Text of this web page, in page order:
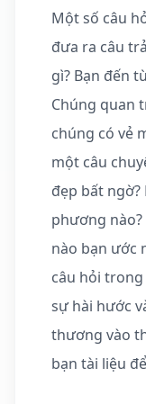
Một số câu
đưa ra câu
gì? Bạn đến
Chúng quan
chúng có vẻ
một câu
đẹp bất
phương nào?
nào bạn ước
câu hỏi
sự hài hước
thương vào
bạn tài liệu